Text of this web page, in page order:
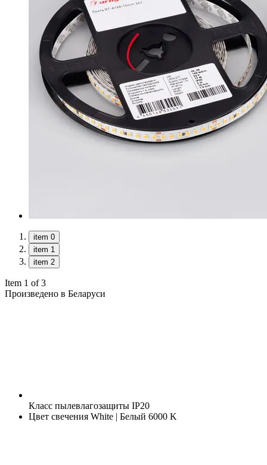
item 0
item 1
item 2
Item 1 of 3
Произведено в Беларуси
Класс пылевлагозащиты IP20
Цвет свечения White | Белый 6000 K